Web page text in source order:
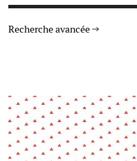
Recherche avancée
Architecture
Arts Design
Énergie